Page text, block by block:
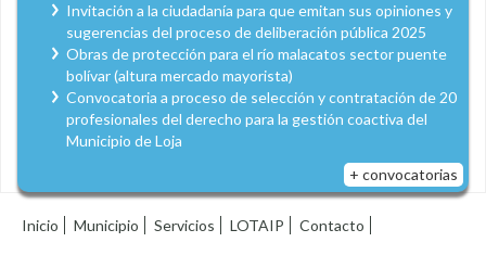
Invitación a la ciudadanía para que emitan sus opiniones y
sugerencias del proceso de deliberación pública 2025
Obras de protección para el río malacatos sector puente
bolívar (altura mercado mayorista)
Convocatoria a proceso de selección y contratación de 20
profesionales del derecho para la gestión coactiva del
Municipio de Loja
+ convocatorias
Inicio Municipio Servicios LOTAIP Contacto